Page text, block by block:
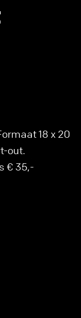
18 x 20
out.
€ 35,-